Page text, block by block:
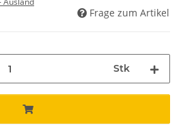
Frage zum Artikel
Stk